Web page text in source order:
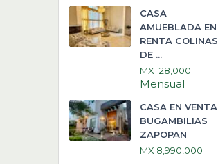
CASA
AMUEBLADA EN
RENTA COLINAS
DE ...
MX 128,000
Mensual
CASA EN VENTA
BUGAMBILIAS
ZAPOPAN
MX 8,990,000